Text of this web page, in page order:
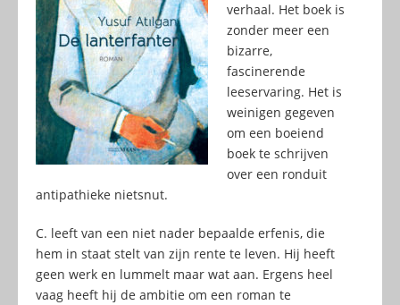
verhaal. Het boek is
zonder meer een
bizarre,
fascinerende
leeservaring. Het is
weinigen gegeven
om een boeiend
boek te schrijven
over een ronduit
antipathieke nietsnut.
C. leeft van een niet nader bepaalde erfenis, die
hem in staat stelt van zijn rente te leven. Hij heeft
geen werk en lummelt maar wat aan. Ergens heel
vaag heeft hij de ambitie om een roman te